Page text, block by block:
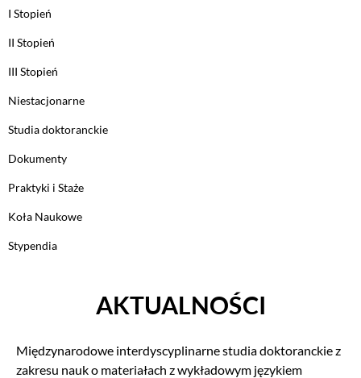
I Stopień
II Stopień
III Stopień
Niestacjonarne
Studia doktoranckie
Dokumenty
Praktyki i Staże
Koła Naukowe
Stypendia
AKTUALNOŚCI
Międzynarodowe interdyscyplinarne studia doktoranckie z
zakresu nauk o materiałach z wykładowym językiem